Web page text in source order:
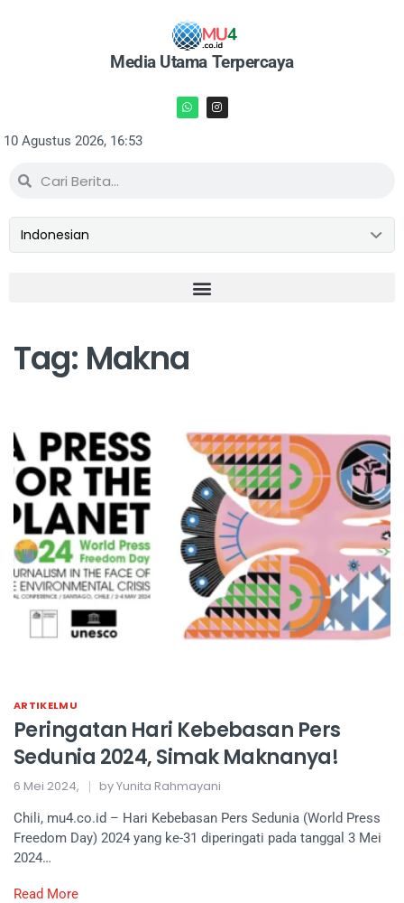
Media Utama Terpercaya
10 Agustus 2026, 16:53
Tag: Makna
ARTIKELMU
Peringatan Hari Kebebasan Pers
Sedunia 2024, Simak Maknanya!
6 Mei 2024, by Yunita Rahmayani
Chili, mu4.co.id – Hari Kebebasan Pers Sedunia (World Press
Freedom Day) 2024 yang ke-31 diperingati pada tanggal 3 Mei
2024…
Read More